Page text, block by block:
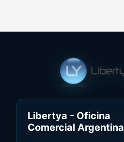
Libertya - Oficina
Comercial Argentina